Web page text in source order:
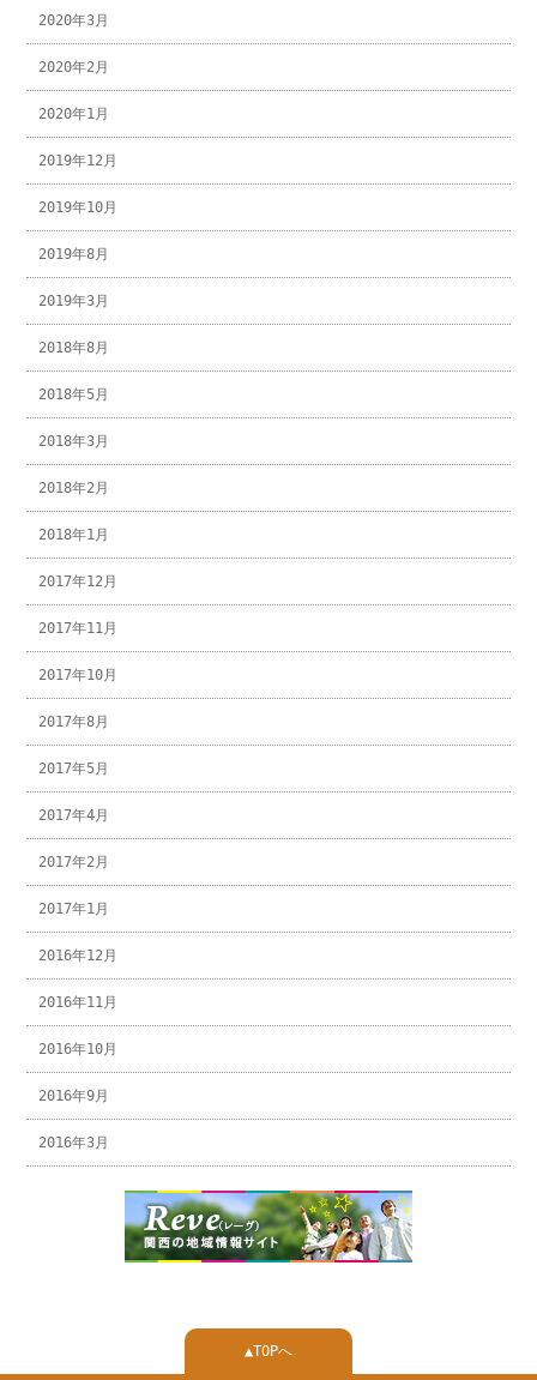
2020年3月
2020年2月
2020年1月
2019年12月
2019年10月
2019年8月
2019年3月
2018年8月
2018年5月
2018年3月
2018年2月
2018年1月
2017年12月
2017年11月
2017年10月
2017年8月
2017年5月
2017年4月
2017年2月
2017年1月
2016年12月
2016年11月
2016年10月
2016年9月
2016年3月
▲TOPへ